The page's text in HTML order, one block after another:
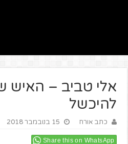
אלי טביב – האיש
להיכשל
כתב אורח 15 בנובמבר 2018
Share this on WhatsApp